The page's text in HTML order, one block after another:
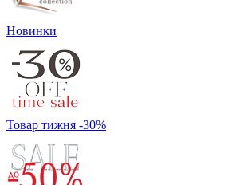
Новинки
Товар тижня -30%